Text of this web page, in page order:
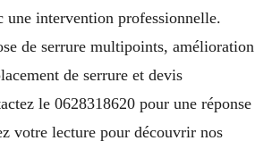
une intervention professionnelle.
de serrure multipoints, amélioration
de serrure et devis
le 0628318620 pour une réponse
votre lecture pour découvrir nos